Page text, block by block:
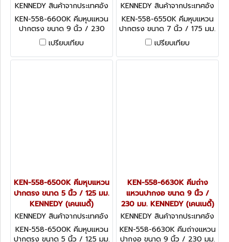
KENNEDY สินค้าจากประเทศอัง
กฤษ KEN-558-6600K
KEN-558-6600K คีมหุบแหวน
ปากตรง ขนาด 9 นิ้ว / 230
มม. KENNEDY Circlip Pliers,
Internal, Carbon Steel,
250mm
เปรียบเทียบ
KENNEDY สินค้าจากประเทศอัง
กฤษ KEN-558-6550K
KEN-558-6550K คีมหุบแหวน
ปากตรง ขนาด 7 นิ้ว / 175 มม.
KENNEDY Circlip Pliers,
Internal, Carbon Steel,
175mm
เปรียบเทียบ
KEN-558-6500K คีมหุบแหวน
ปากตรง ขนาด 5 นิ้ว / 125 มม.
KENNEDY (เคนเนดี้)
KENNEDY สินค้าจากประเทศอัง
กฤษ KEN-558-6500K
KEN-558-6500K คีมหุบแหวน
ปากตรง ขนาด 5 นิ้ว / 125 มม.
KEN-558-6630K คีมถ่าง
แหวนปากงอ ขนาด 9 นิ้ว /
230 มม. KENNEDY (เคนเนดี้)
KENNEDY สินค้าจากประเทศอัง
กฤษ KEN-558-6630K
KEN-558-6630K คีมถ่างแหวน
ปากงอ ขนาด 9 นิ้ว / 230 มม.